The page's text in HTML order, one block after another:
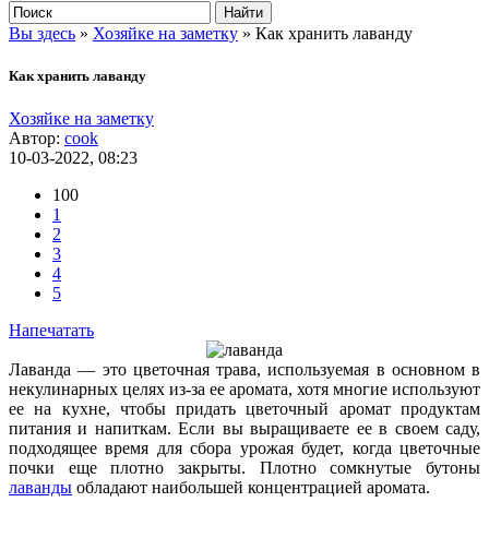
Вы здесь » Хозяйке на заметку » Как хранить лаванду
Как хранить лаванду
Хозяйке на заметку
Автор: cook
10-03-2022, 08:23
100
1
2
3
4
5
Напечатать
Лаванда — это цветочная трава, используемая в основном в
некулинарных целях из-за ее аромата, хотя многие используют
ее на кухне, чтобы придать цветочный аромат продуктам
питания и напиткам. Если вы выращиваете ее в своем саду,
подходящее время для сбора урожая будет, когда цветочные
почки еще плотно закрыты. Плотно сомкнутые бутоны
лаванды обладают наибольшей концентрацией аромата.